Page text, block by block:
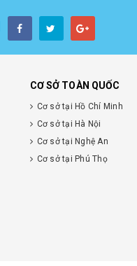
CƠ SỞ TOÀN QUỐC
Cơ sở tại Hồ Chí Minh
Cơ sở tại Hà Nội
Cơ sở tại Nghệ An
Cơ sở tại Phú Thọ